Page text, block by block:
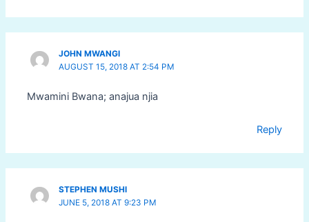
JOHN MWANGI
AUGUST 15, 2018 AT 2:54 PM
Mwamini Bwana; anajua njia
Reply
STEPHEN MUSHI
JUNE 5, 2018 AT 9:23 PM